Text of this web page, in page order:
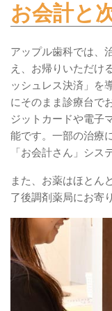
お会計と
アップル歯科では、
え、お帰りいただけ
ッシュレス決済」を
にそのまま診療台で
ジットカードや電子
能です。一部の治療
「お会計さん」シス
また、お薬はほとん
了後調剤薬局にお寄